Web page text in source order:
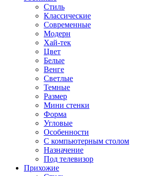
Стиль
Классические
Современные
Модерн
Хай-тек
Цвет
Белые
Венге
Светлые
Темные
Размер
Мини стенки
Форма
Угловые
Особенности
С компьютерным столом
Назначение
Под телевизор
Прихожие